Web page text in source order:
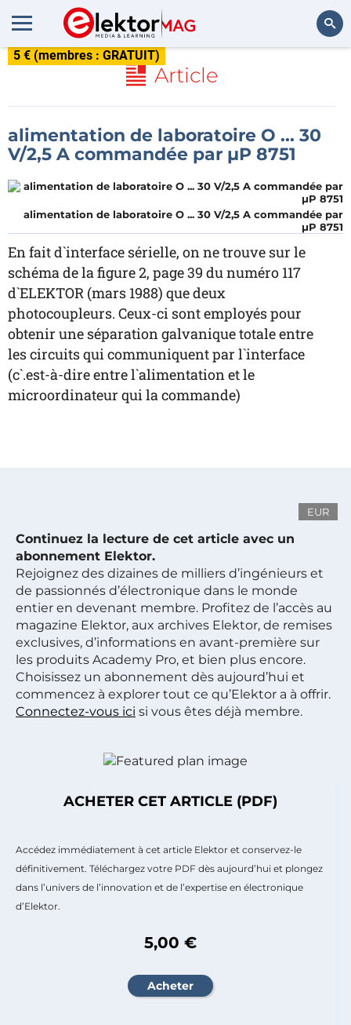
5 € (membres : GRATUIT)
Article
alimentation de laboratoire O ... 30
V/2,5 A commandée par µP 8751
alimentation de laboratoire O ... 30 V/2,5 A commandée par
µP 8751
En fait d`interface sérielle, on ne trouve sur le
schéma de la figure 2, page 39 du numéro 117
d`ELEKTOR (mars 1988) que deux
photocoupleurs. Ceux-ci sont employés pour
obtenir une séparation galvanique totale entre
les circuits qui communiquent par l`interface
(c`.est-à-dire entre l`alimentation et le
microordinateur qui la commande)
EUR
Continuez la lecture de cet article avec un
abonnement Elektor.
Rejoignez des dizaines de milliers d’ingénieurs et
de passionnés d’électronique dans le monde
entier en devenant membre. Profitez de l’accès au
magazine Elektor, aux archives Elektor, de remises
exclusives, d’informations en avant-première sur
les produits Academy Pro, et bien plus encore.
Choisissez un abonnement dès aujourd’hui et
commencez à explorer tout ce qu’Elektor a à offrir.
Connectez-vous ici si vous êtes déjà membre.
ACHETER CET ARTICLE (PDF)
Accédez immédiatement à cet article Elektor et conservez-le
définitivement. Téléchargez votre PDF dès aujourd’hui et plongez
dans l’univers de l’innovation et de l’expertise en électronique
d’Elektor.
5,00 €